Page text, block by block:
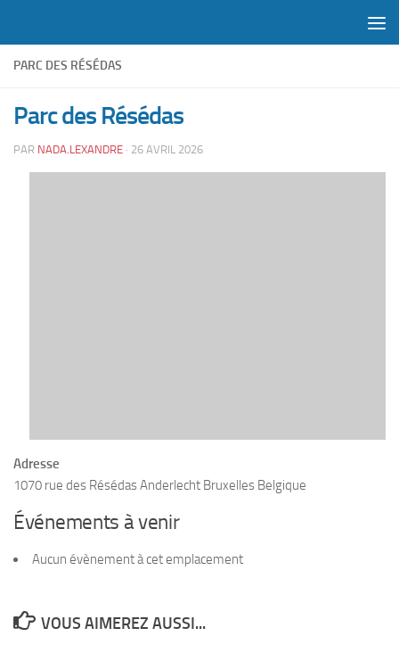
PARC DES RÉSÉDAS
Parc des Résédas
PAR NADA.LEXANDRE · 26 AVRIL 2026
Adresse
1070 rue des Résédas Anderlecht Bruxelles Belgique
Événements à venir
Aucun évènement à cet emplacement
VOUS AIMEREZ AUSSI...